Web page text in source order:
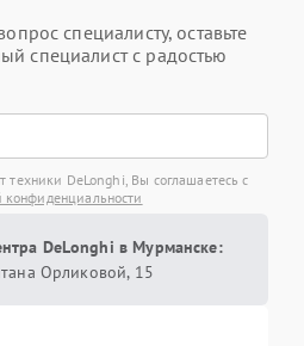
специалисту, оставьте
специалист с радостью
техники DeLonghi, Вы соглашаетесь с
DeLonghi в Мурманске:
Орликовой, 15